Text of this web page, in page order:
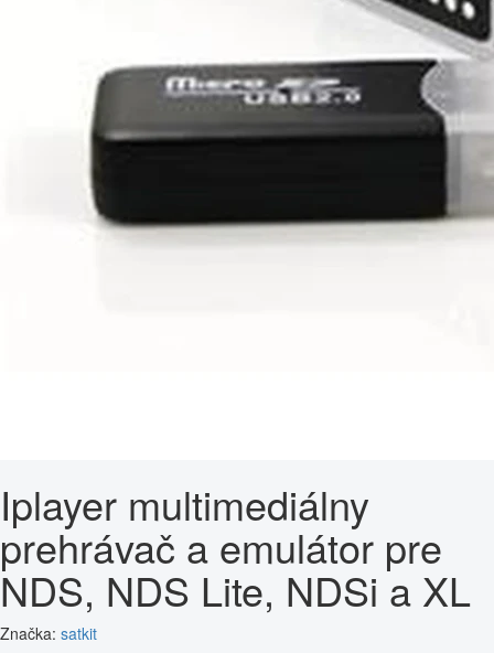
Iplayer multimediálny
prehrávač a emulátor pre
NDS, NDS Lite, NDSi a XL
Značka: satkit